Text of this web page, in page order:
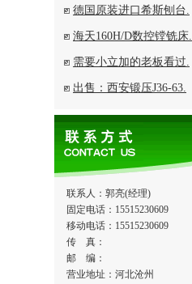
德国原装进口希斯刨台.
海天160H/D数控镗铣床.
需要小立加的老板看过.
出售：西安锻压J36-63.
联系人：郭亮(经理)
固定电话：15515230609
移动电话：15515230609
传 真：
邮 编：
营业地址：河北沧州